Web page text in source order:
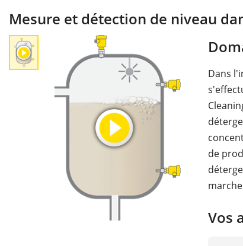
Mesure et détection de niveau
Dans
de
Vos